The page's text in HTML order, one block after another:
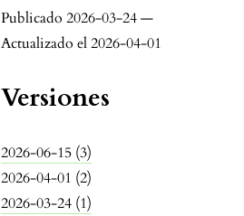
Publicado 2026-03-24 —
Actualizado el 2026-04-01
Versiones
2026-06-15 (3)
2026-04-01 (2)
2026-03-24 (1)